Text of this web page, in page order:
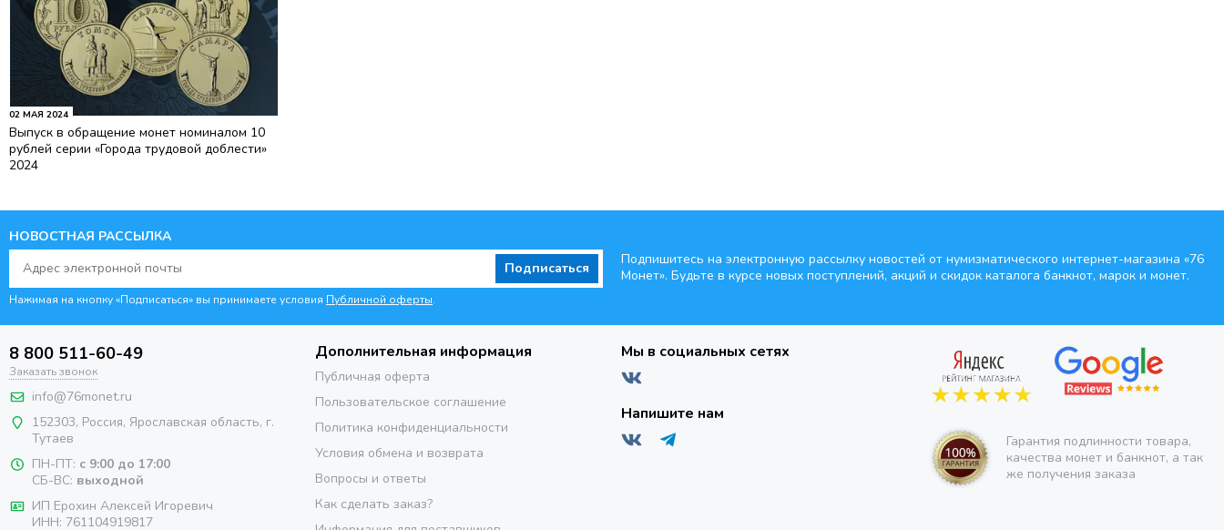
02 МАЯ 2024
Выпуск в обращение монет номиналом 10
рублей серии «Города трудовой доблести»
2024
НОВОСТНАЯ РАССЫЛКА
Подписаться
Нажимая на кнопку «Подписаться» вы принимаете условия Публичной оферты.
Подпишитесь на электронную рассылку новостей от нумизматического интернет-магазина «76
Монет». Будьте в курсе новых поступлений, акций и скидок каталога банкнот, марок и монет.
8 800 511-60-49
Заказать звонок
info@76monet.ru
152303, Россия, Ярославская область, г.
Тутаев
ПН-ПТ: с 9:00 до 17:00
СБ-ВС: выходной
ИП Ерохин Алексей Игоревич
ИНН: 761104919817
Дополнительная информация
Публичная оферта
Пользовательское соглашение
Политика конфиденциальности
Условия обмена и возврата
Вопросы и ответы
Как сделать заказ?
Мы в социальных сетях
Напишите нам
Гарантия подлинности товара,
качества монет и банкнот, а так
же получения заказа